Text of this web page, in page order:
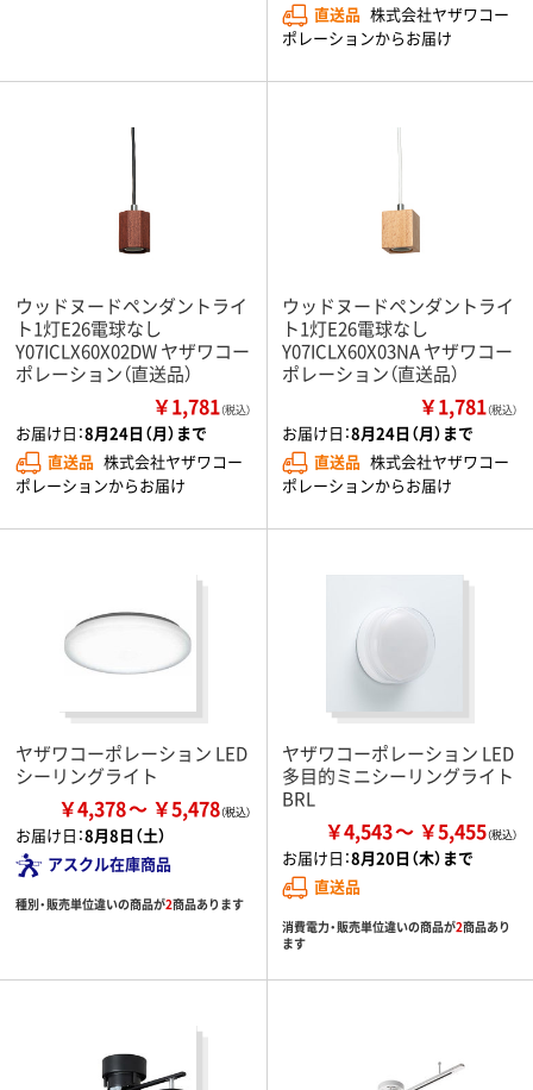
直送品 株式会社ヤザワコー
ポレーションからお届け
ウッドヌードペンダントライ
ト1灯E26電球なし
Y07ICLX60X02DW ヤザワコー
ポレーション（直送品）
￥1,781（税込）
お届け日：8月24日（月）まで
直送品 株式会社ヤザワコー
ポレーションからお届け
ウッドヌードペンダントライ
ト1灯E26電球なし
Y07ICLX60X03NA ヤザワコー
ポレーション（直送品）
￥1,781（税込）
お届け日：8月24日（月）まで
直送品 株式会社ヤザワコー
ポレーションからお届け
ヤザワコーポレーション LED
シーリングライト
￥4,378 ￥5,478
お届け日：8月8日（土）
アスクル在庫商品
種別・販売単位違いの商品が2商品あります
ヤザワコーポレーション LED
多目的ミニシーリングライト
BRL
￥4,543 ￥5,455
お届け日：8月20日（木）まで
直送品
消費電力・販売単位違いの商品が2商品あり
ます